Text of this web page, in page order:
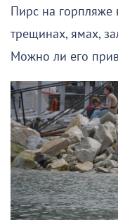
Пирс на горпляже
трещинах, ямах,
Можно ли его